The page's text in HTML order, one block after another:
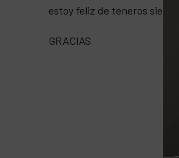
estoy feliz de teneros
GRACIAS